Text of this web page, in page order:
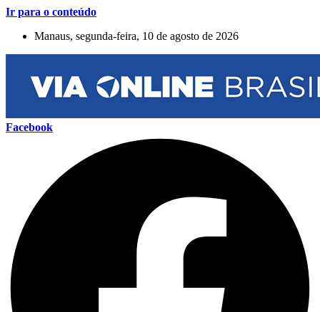
Ir para o conteúdo
Manaus, segunda-feira, 10 de agosto de 2026
Facebook